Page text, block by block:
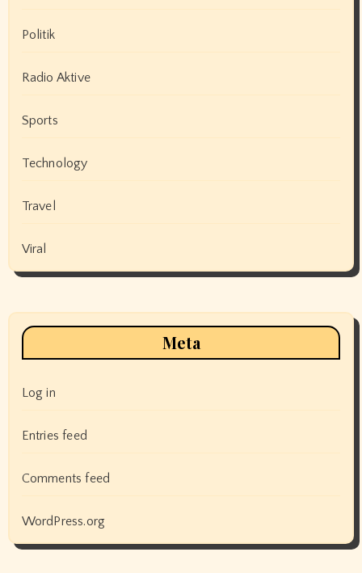
Politik
Radio Aktive
Sports
Technology
Travel
Viral
Meta
Log in
Entries feed
Comments feed
WordPress.org